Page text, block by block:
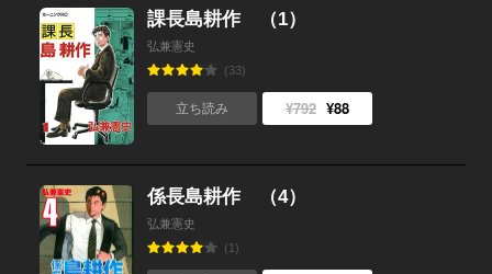
課長島耕作 （1）
弘兼憲史
(33)
立ち読み ¥792 ¥88
係長島耕作 （4）
弘兼憲史
(1)